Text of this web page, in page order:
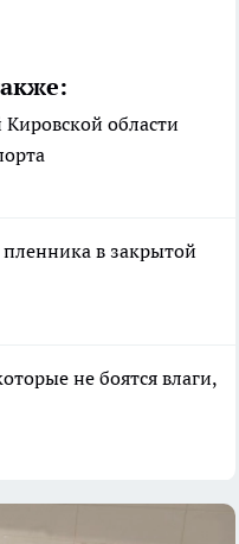
области
в закрытой
не боятся влаги,